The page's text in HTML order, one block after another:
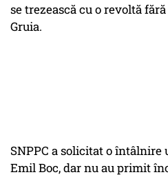
se trezească cu o revoltă
Gruia.
SNPPC a solicitat o
Emil Boc, dar nu au primit